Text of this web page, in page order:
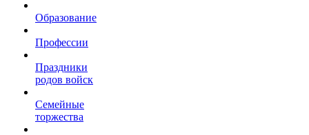
Образование
Профессии
Праздники
родов войск
Семейные
торжества